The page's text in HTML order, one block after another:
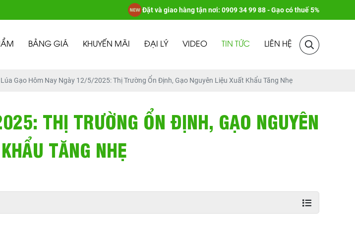
Đặt và giao hàng tận nơi: 0909 34 99 88 - Gạo có thuế 5%
BẢNG GIÁ KHUYẾN MÃI ĐẠI LÝ VIDEO TIN TỨC LIÊN HỆ
Lúa Gạo Hôm Nay Ngày 12/5/2025: Thị Trường Ổn Định, Gạo Nguyên Liệu Xuất Khẩu Tăng Nhẹ
THỊ TRƯỜNG ỔN ĐỊNH, GẠO NGUYÊN
TĂNG NHẸ